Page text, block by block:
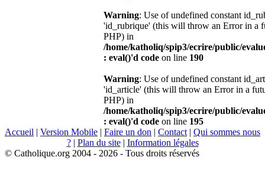
Warning: Use of undefined constant
'id_rubrique' (this will throw an Error in a
PHP) in
/home/katholiq/spip3/ecrire/public/
: eval()'d code on line 190
Warning: Use of undefined constant
'id_article' (this will throw an Error in a
PHP) in
/home/katholiq/spip3/ecrire/public/
: eval()'d code on line 195
Accueil | Version Mobile | Faire un don | Contact | Qui sommes nous
?| Plan du site| Information légales
© Catholique.org 2004 - 2026 - Tous droits réservés